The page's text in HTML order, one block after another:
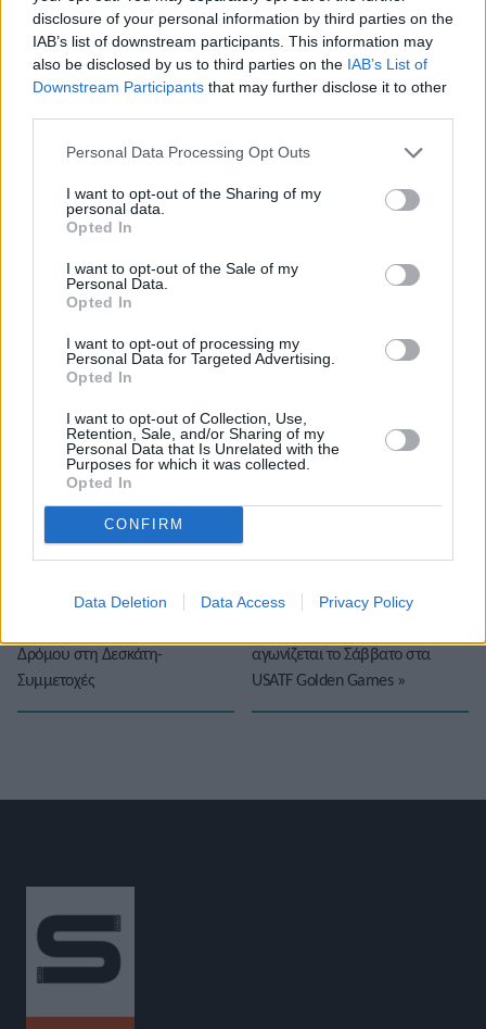
disclosure of your personal information by third parties on the
IAB’s list of downstream participants. This information may
also be disclosed by us to third parties on the IAB’s List of
Downstream Participants that may further disclose it to other
Personal Data Processing Opt Outs
I want to opt-out of the Sharing of my
personal data.
Opted In
I want to opt-out of the Sale of my
Personal Data.
Opted In
I want to opt-out of processing my
Personal Data for Targeted Advertising.
Opted In
I want to opt-out of Collection, Use,
Retention, Sale, and/or Sharing of my
Personal Data that Is Unrelated with the
Purposes for which it was collected.
Opted In
CONFIRM
Data Deletion Data Access Privacy Policy
Τόλης Λελεκίδης
Το άρθρο δεν έχει ακόμα βαθμολογηθεί.
Βαθμολογήστε αυτό το άρθρο:
★★
Δρόμου στη Δεσκάτη-
Συμμετοχές
αγωνίζεται το Σάββατο στα
USATF Golden Games»